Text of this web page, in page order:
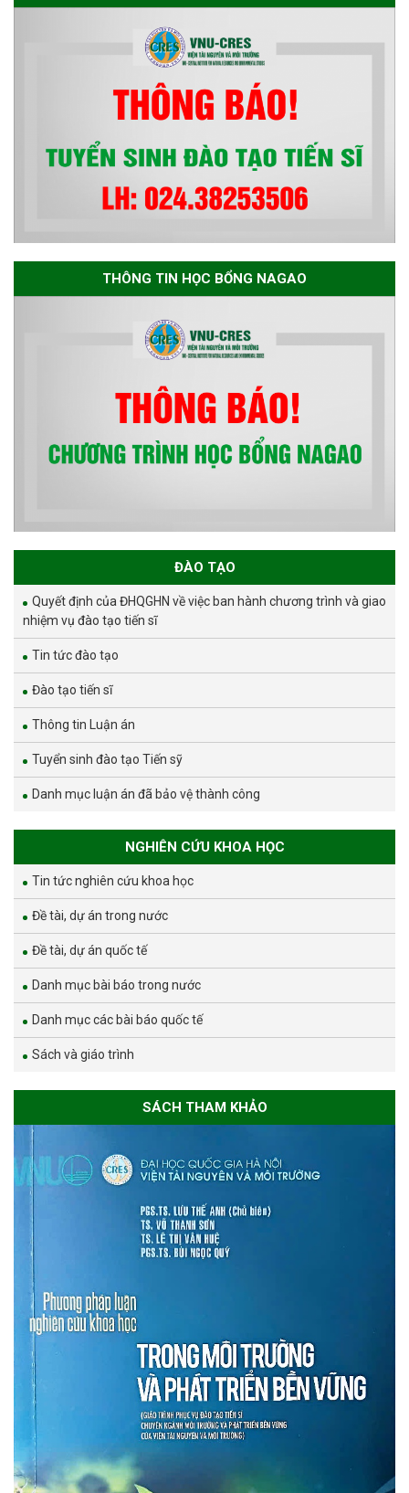
NHẬN HUÂN CHƯƠNG LAO
ĐỘNG HẠNG BA
THÔNG TIN HỌC BỔNG NAGAO
ĐÀO TẠO
Quyết định của ĐHQGHN về việc ban hành chương trình và giao
nhiệm vụ đào tạo tiến sĩ
Tin tức đào tạo
Đào tạo tiến sĩ
Thông tin Luận án
Tuyển sinh đào tạo Tiến sỹ
Danh mục luận án đã bảo vệ thành công
NGHIÊN CỨU KHOA HỌC
Tin tức nghiên cứu khoa học
Đề tài, dự án trong nước
Đề tài, dự án quốc tế
Danh mục bài báo trong nước
Danh mục các bài báo quốc tế
Sách và giáo trình
SÁCH THAM KHẢO